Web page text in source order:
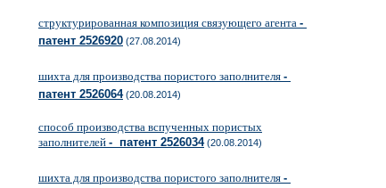
структурированная композиция связующего агента -
патент 2526920 (27.08.2014)
шихта для производства пористого заполнителя -
патент 2526064(20.08.2014)
способ производства вспученных пористых
заполнителей - патент 2526034(20.08.2014)
шихта для производства пористого заполнителя -